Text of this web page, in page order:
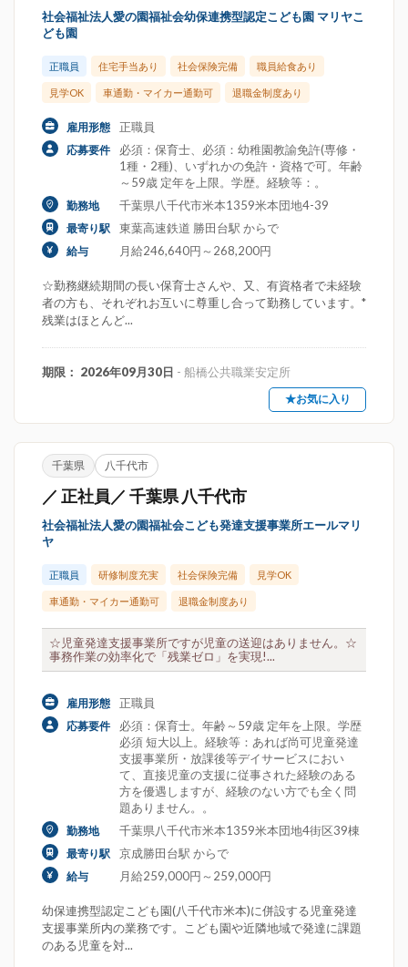
社会福祉法人愛の園福祉会幼保連携型認定こども園 マリヤこ
ども園
正職員 住宅手当あり 社会保険完備 職員給食あり
見学OK 車通勤・マイカー通勤可 退職金制度あり
雇用形態 正職員
応募要件
必須：保育士、必須：幼稚園教諭免許(専修・
1種・2種)、いずれかの免許・資格で可。年齢
～59歳 定年を上限。学歴。経験等：。
勤務地 千葉県八千代市米本1359米本団地4-39
最寄り駅 東葉高速鉄道 勝田台駅 からで
給与 月給246,640円～268,200円
☆勤務継続期間の長い保育士さんや、又、有資格者で未経験
者の方も、それぞれお互いに尊重し合って勤務しています。*
残業はほとんど...
期限： 2026年09月30日 - 船橋公共職業安定所
★お気に入り
千葉県 八千代市
／ 正社員／ 千葉県 八千代市
社会福祉法人愛の園福祉会こども発達支援事業所エールマリ
ヤ
正職員 研修制度充実 社会保険完備 見学OK
車通勤・マイカー通勤可 退職金制度あり
☆児童発達支援事業所ですが児童の送迎はありません。☆
事務作業の効率化で「残業ゼロ」を実現!...
雇用形態 正職員
応募要件
必須：保育士。年齢～59歳 定年を上限。学歴
必須 短大以上。経験等：あれば尚可児童発達
支援事業所・放課後等デイサービスにおい
て、直接児童の支援に従事された経験のある
方を優遇しますが、経験のない方でも全く問
題ありません。。
勤務地 千葉県八千代市米本1359米本団地4街区39棟
最寄り駅 京成勝田台駅 からで
給与 月給259,000円～259,000円
幼保連携型認定こども園(八千代市米本)に併設する児童発達
支援事業所内の業務です。こども園や近隣地域で発達に課題
のある児童を対...